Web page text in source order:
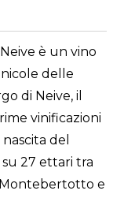
è un vino
delle
di Neive, il
vinificazioni
del
su 27 ettari tra
Montebertotto e